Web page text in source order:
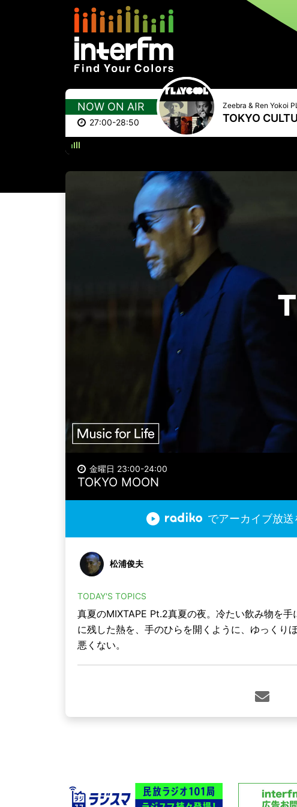
NOW ON AIR
27:00-28:50
Zeebra & Ren Yokoi
TOKYO
金曜日 23:00-24:00
TOKYO MOON
でアーカイブ放送
松浦俊夫
TODAY'S TOPICS
真夏のMIXTAPE Pt.2真夏の夜。冷たい飲み物を
に残した熱を、手のひらを開くように、ゆっくり
悪くない。